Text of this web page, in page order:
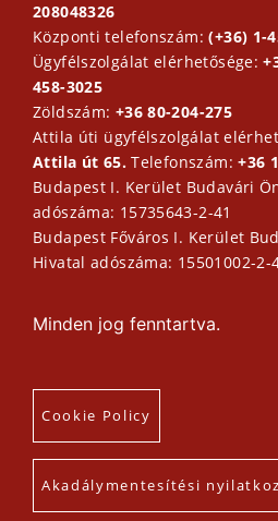
208048326
Központi telefonszám:(+36) 1-
Ügyfélszolgálat elérhetősége:
458-3025
Zöldszám: +36 80-204-275
Attila úti ügyfélszolgálat
Attila út 65.Telefonszám:+36
Budapest I. Kerület Budavári
adószáma: 15735643-2-41
Budapest Főváros I. Kerület
Hivatal adószáma: 15501002-2-
Minden jog fenntartva.
Cookie Policy
Akadálymentesítési